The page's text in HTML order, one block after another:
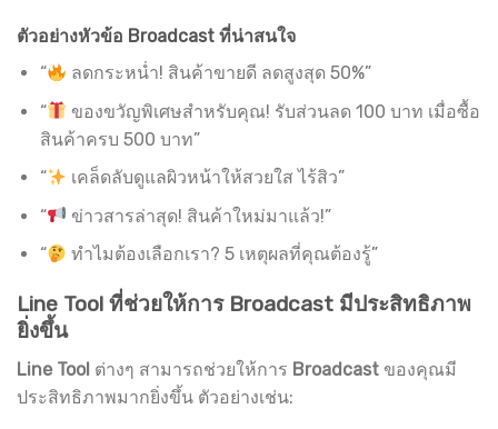
ตัวอย่างหัวข้อ Broadcast ที่น่าสนใจ
“
ลดกระหน่ำ! สินค้าขายดี ลดสูงสุด 50%”
“
ของขวัญพิเศษสำหรับคุณ! รับส่วนลด 100 บาท เมื่อซื้อ
สินค้าครบ 500 บาท”
“
เคล็ดลับดูแลผิวหน้าให้สวยใส ไร้สิว”
“
ข่าวสารล่าสุด! สินค้าใหม่มาแล้ว!”
“
ทำไมต้องเลือกเรา? 5 เหตุผลที่คุณต้องรู้”
Line Tool ที่ช่วยให้การ Broadcast มีประสิทธิภาพ
ยิ่งขึ้น
Line Tool ต่างๆ สามารถช่วยให้การ Broadcast ของคุณมี
ประสิทธิภาพมากยิ่งขึ้น ตัวอย่างเช่น: